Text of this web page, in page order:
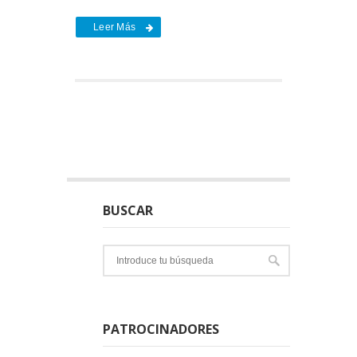
Leer Más
BUSCAR
PATROCINADORES